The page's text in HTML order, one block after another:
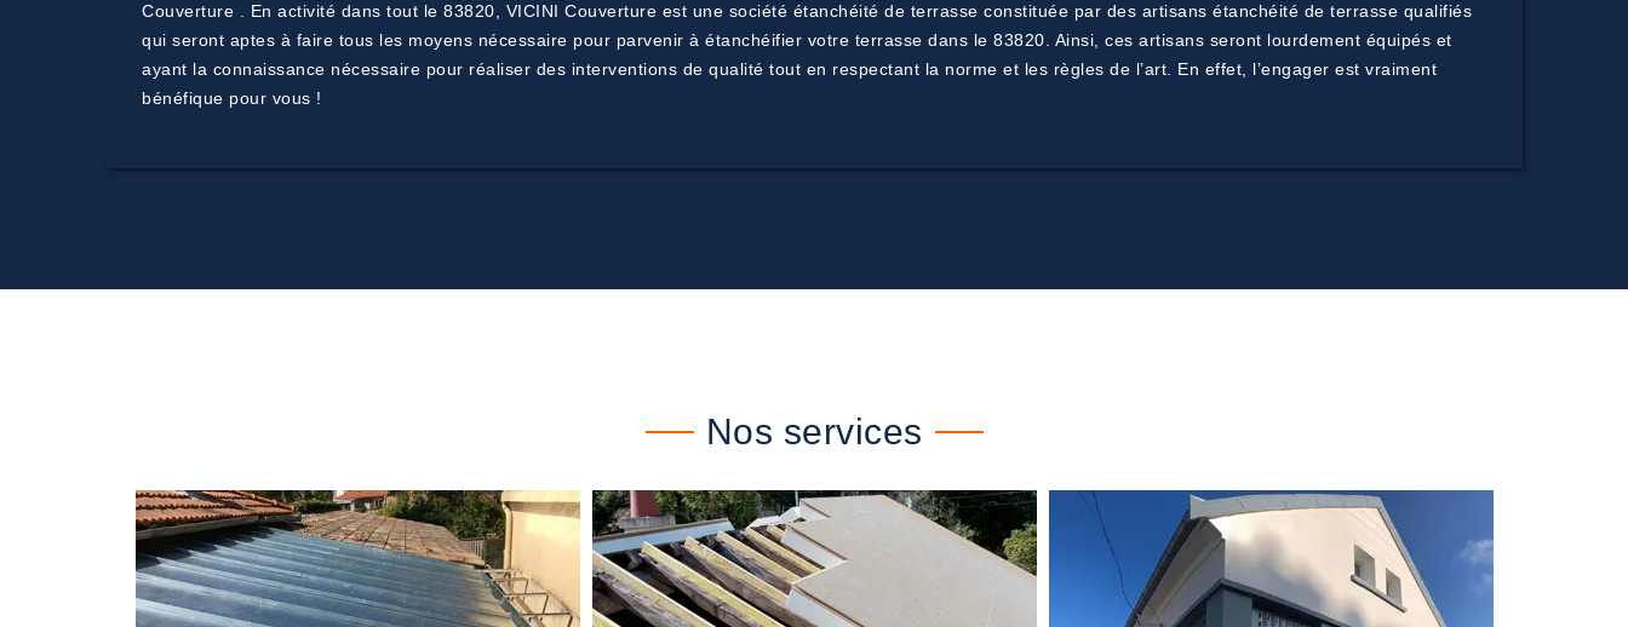
Couverture . En activité dans tout le 83820, VICINI Couverture est une société étanchéité de terrasse constituée par des artisans étanchéité de terrasse qualifiés
qui seront aptes à faire tous les moyens nécessaire pour parvenir à étanchéifier votre terrasse dans le 83820. Ainsi, ces artisans seront lourdement équipés et
ayant la connaissance nécessaire pour réaliser des interventions de qualité tout en respectant la norme et les règles de l’art. En effet, l’engager est vraiment
bénéfique pour vous !
Nos services